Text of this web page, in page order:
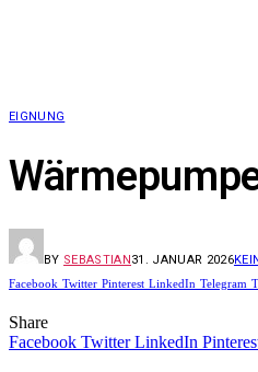
EIGNUNG
BY SEBASTIAN31. JANUAR 2026
Facebook Twitter Pinterest LinkedIn Telegram
Share
Facebook Twitter LinkedIn